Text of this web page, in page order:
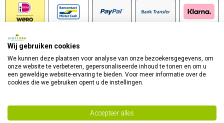
Wij gebruiken cookies
We kunnen deze plaatsen voor analyse van onze bezoekersgegevens, om
onze website te verbeteren, gepersonaliseerde inhoud te tonen en om u
een geweldige website-ervaring te bieden. Voor meer informatie over de
cookies die we gebruiken opent u de instellingen.
Accepteer alles